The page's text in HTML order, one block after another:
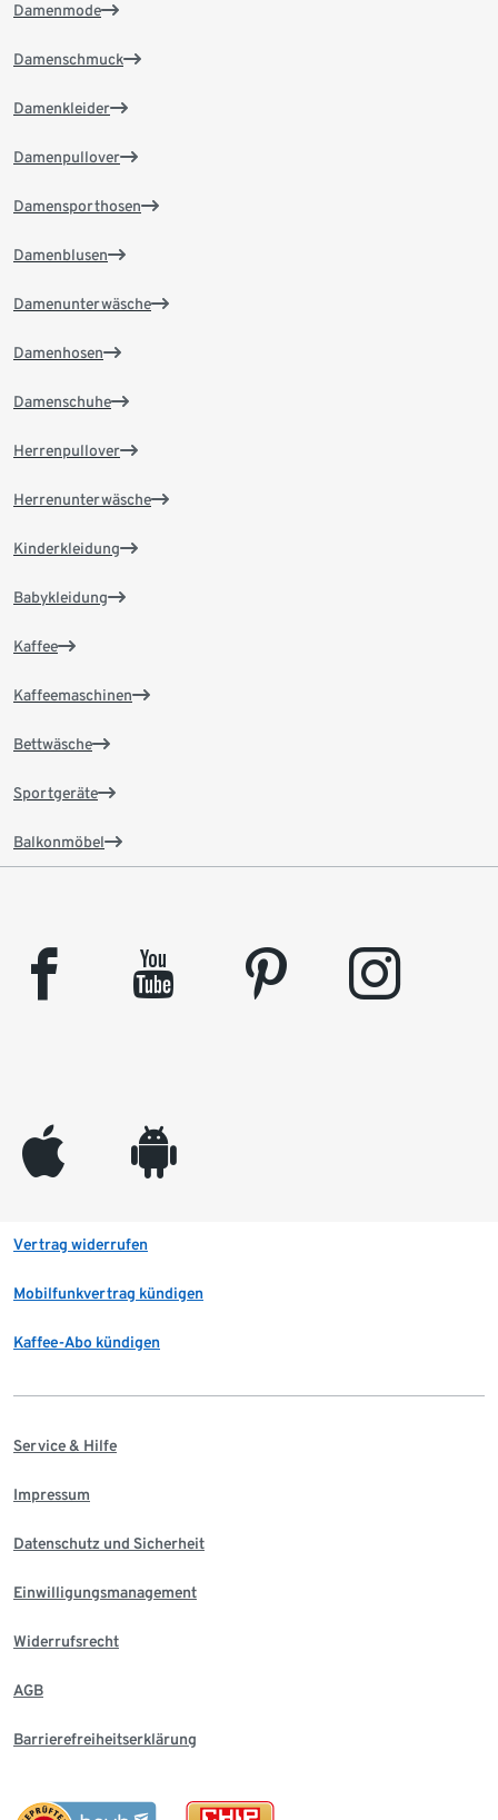
Damenmode
Damenschmuck
Damenkleider
Damenpullover
Damensporthosen
Damenblusen
Damenunterwäsche
Damenhosen
Damenschuhe
Herrenpullover
Herrenunterwäsche
Kinderkleidung
Babykleidung
Kaffee
Kaffeemaschinen
Bettwäsche
Sportgeräte
Balkonmöbel
facebook youtube pinterest instagram
appleinc android
Vertrag widerrufen
Mobilfunkvertrag kündigen
Kaffee-Abo kündigen
Service & Hilfe
Impressum
Datenschutz und Sicherheit
Einwilligungsmanagement
Widerrufsrecht
AGB
Barrierefreiheitserklärung